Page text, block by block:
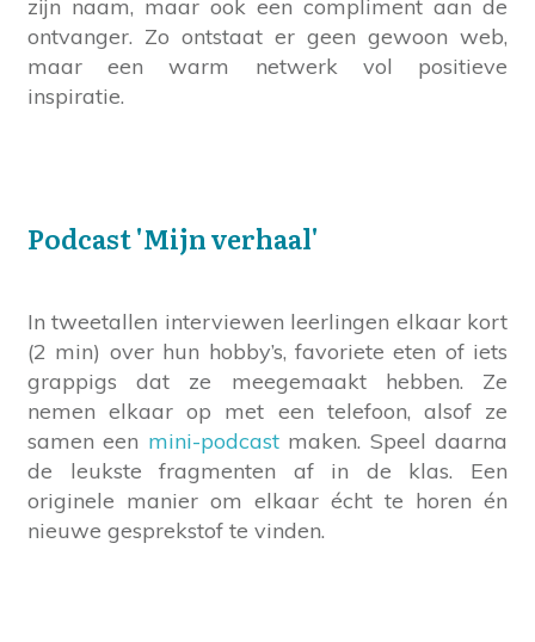
zijn naam, maar ook een compliment aan de
ontvanger. Zo ontstaat er geen gewoon web,
maar een warm netwerk vol positieve
inspiratie.
Podcast 'Mijn verhaal'
In tweetallen interviewen leerlingen elkaar kort
(2 min) over hun hobby’s, favoriete eten of iets
grappigs dat ze meegemaakt hebben. Ze
nemen elkaar op met een telefoon, alsof ze
samen een mini-podcastmaken. Speel daarna
de leukste fragmenten af in de klas. Een
originele manier om elkaar écht te horen én
nieuwe gesprekstof te vinden.